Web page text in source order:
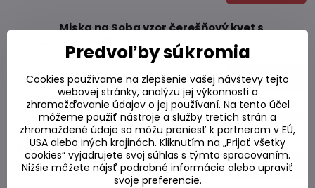
Miska na Soba vzor čerešňový kvet s
Skladom
11,21 € Do košíka
Miska na omáčku dvojitá s motívom Sakury
Skladom
3,95 € Do košíka
Predvoľby súkromia
Cookies používame na zlepšenie vašej návštevy tejto
webovej stránky, analýzu jej výkonnosti a
zhromažďovanie údajov o jej používaní. Na tento účel
môžeme použiť nástroje a služby tretích strán a
zhromaždené údaje sa môžu preniesť k partnerom v EÚ,
USA alebo iných krajinách. Kliknutím na „Prijať všetky
cookies“ vyjadrujete svoj súhlas s týmto spracovaním.
Nižšie môžete nájsť podrobné informácie alebo upraviť
svoje preferencie.